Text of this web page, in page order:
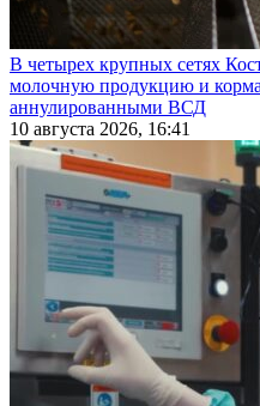
В четырех крупных сетях
молочную продукцию и
аннулированными ВСД
10 августа 2026, 16:41